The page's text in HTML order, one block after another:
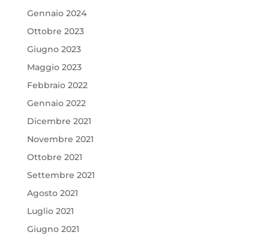
Gennaio 2024
Ottobre 2023
Giugno 2023
Maggio 2023
Febbraio 2022
Gennaio 2022
Dicembre 2021
Novembre 2021
Ottobre 2021
Settembre 2021
Agosto 2021
Luglio 2021
Giugno 2021